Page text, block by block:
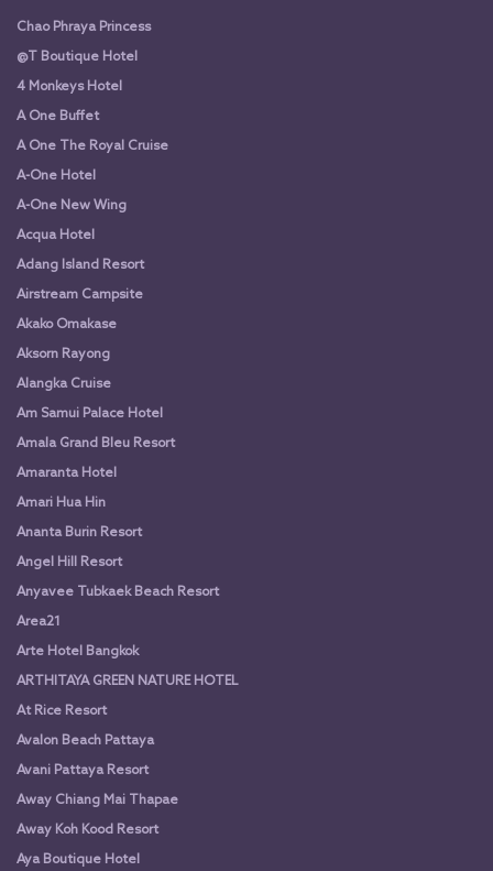
Chao Phraya Princess
@T Boutique Hotel
4 Monkeys Hotel
A One Buffet
A One The Royal Cruise
A-One Hotel
A-One New Wing
Acqua Hotel
Adang Island Resort
Airstream Campsite
Akako Omakase
Aksorn Rayong
Alangka Cruise
Am Samui Palace Hotel
Amala Grand Bleu Resort
Amaranta Hotel
Amari Hua Hin
Ananta Burin Resort
Angel Hill Resort
Anyavee Tubkaek Beach Resort
Area21
Arte Hotel Bangkok
ARTHITAYA GREEN NATURE HOTEL
At Rice Resort
Avalon Beach Pattaya
Avani Pattaya Resort
Away Chiang Mai Thapae
Away Koh Kood Resort
Aya Boutique Hotel